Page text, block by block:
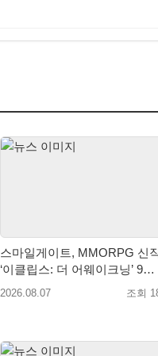
스마일게이트, MMORPG 신
‘이클립스: 더 어웨이크닝’ 9월
10일 론칭!
2026.08.07 조회